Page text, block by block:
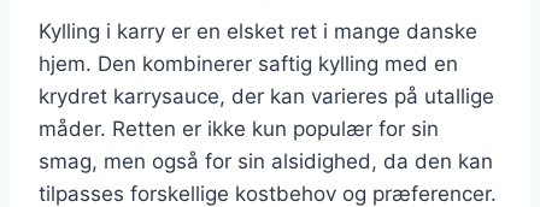
Kylling i karry er en elsket ret i mange danske
hjem. Den kombinerer saftig kylling med en
krydret karrysauce, der kan varieres på utallige
måder. Retten er ikke kun populær for sin
smag, men også for sin alsidighed, da den kan
tilpasses forskellige kostbehov og præferencer.